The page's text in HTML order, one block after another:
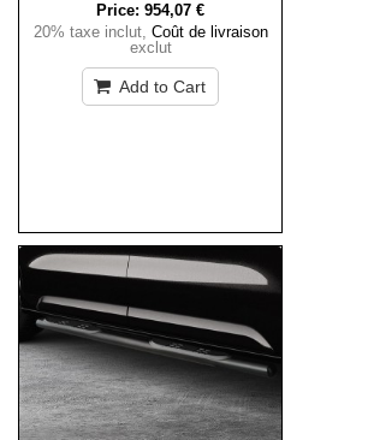
Price: 954,07 €
20% taxe inclut, Coût de livraison
exclut
Add to Cart